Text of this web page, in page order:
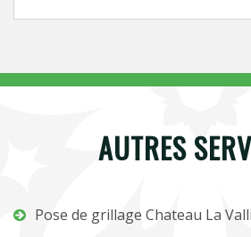
AUTRES
Pose de grillage Chateau La